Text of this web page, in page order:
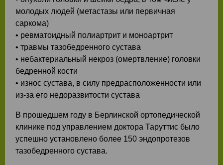
молодых людей (метастазы или первичная
саркома)
• ревматоидный полиартрит и моноартрит
• травмы тазобедренного сустава
• небактериальный некроз (омертвление) головки
бедренной кости
• износ сустава, в силу предрасположенности или
из-за его недоразвитости сустава
В прошедшем году в Берлинской ортопедической
клинике под управлением доктора Таруттис было
успешно установлено более 150 эндопротезов
тазобедренного сустава.